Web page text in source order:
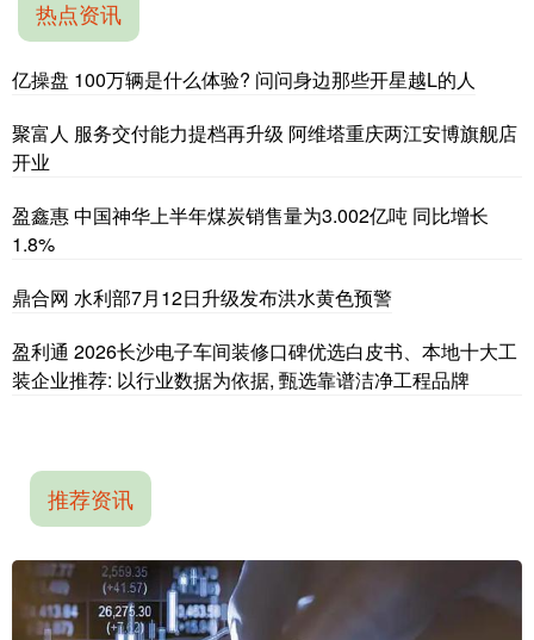
热点资讯
亿操盘 100万辆是什么体验? 问问身边那些开星越L的人
聚富人 服务交付能力提档再升级 阿维塔重庆两江安博旗舰店
开业
盈鑫惠 中国神华上半年煤炭销售量为3.002亿吨 同比增长
1.8%
鼎合网 水利部7月12日升级发布洪水黄色预警
盈利通 2026长沙电子车间装修口碑优选白皮书、本地十大工
装企业推荐: 以行业数据为依据, 甄选靠谱洁净工程品牌
推荐资讯